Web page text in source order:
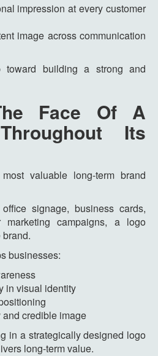
impression at every customer
image across communication
building a strong and
Face Of A
Its
valuable long-term brand
signage, business cards,
marketing campaigns, a logo
businesses:
in visual identity
credible image
in a strategically designed logo
long-term value.